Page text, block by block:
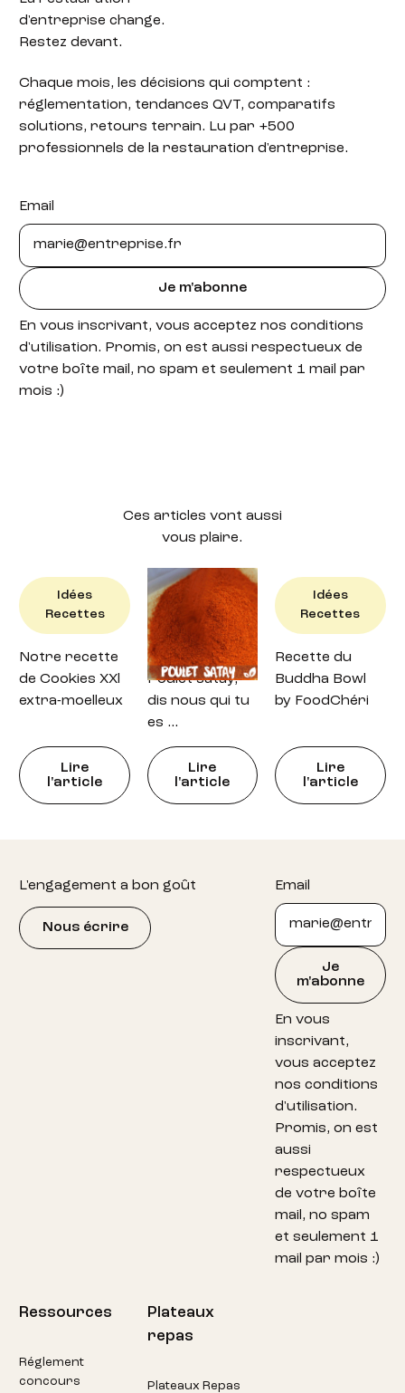
d'entreprise change.
Restez devant.
Chaque mois, les décisions qui comptent :
réglementation, tendances QVT, comparatifs
solutions, retours terrain. Lu par +500
professionnels de la restauration d'entreprise.
Email
Je m'abonne
En vous inscrivant, vous acceptez nos conditions
d'utilisation. Promis, on est aussi respectueux de
votre boîte mail, no spam et seulement 1 mail par
mois :)
Ces articles vont aussi
vous plaire.
Idées
Recettes
Notre recette
de Cookies XXl
extra-moelleux
Lire
l'article
Idées
Recettes
Recette : petit
Poulet satay,
dis nous qui tu
es …
Lire
l'article
Idées
Recettes
Recette du
Buddha Bowl
by FoodChéri
Lire
l'article
L'engagement a bon goût
Nous écrire
Email
Je
m'abonne
En vous
inscrivant,
vous acceptez
nos conditions
d'utilisation.
Promis, on est
aussi
respectueux
de votre boîte
mail, no spam
et seulement 1
mail par mois :)
Ressources
Réglement
concours
Plateaux
repas
Plateaux Repas